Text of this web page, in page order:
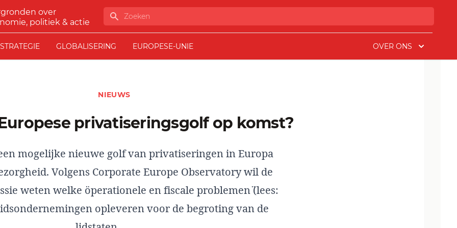
over
politiek & actie
Zoeken
STRATEGIE GLOBALISERING EUROPESE-UNIE OVER ONS
NIEUWS
Europese privatiseringsgolf op komst?
mogelijke nieuwe golf van privatiseringen in Europa
Volgens Corporate Europe Observatory wil de
weten welke ¨operationele en fiscale problemen¨ (lees:
opleveren voor de begroting van de